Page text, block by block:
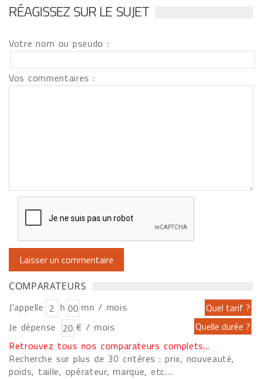
RÉAGISSEZ SUR LE SUJET
Votre nom ou pseudo :
Vos commentaires :
COMPARATEURS
J'appelle h
mn / mois
Je dépense
€ / mois
Retrouvez tous nos comparateurs complets...
Recherche sur plus de 30 critères : prix, nouveauté,
poids, taille, opérateur, marque, etc....